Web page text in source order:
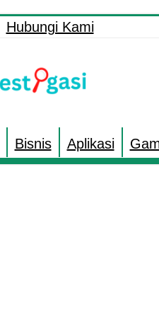
Hubungi Kami
Bisnis Aplikasi